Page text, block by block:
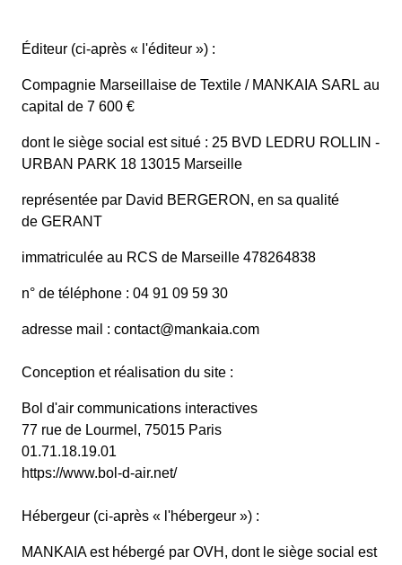
Éditeur (ci-après « l'éditeur ») :
Compagnie Marseillaise de Textile / MANKAIA SARL au
capital de 7 600 €
dont le siège social est situé : 25 BVD LEDRU ROLLIN -
URBAN PARK 18 13015 Marseille
représentée par David BERGERON, en sa qualité
de GERANT
immatriculée au RCS de Marseille 478264838
n° de téléphone : 04 91 09 59 30
adresse mail : contact@mankaia.com
Conception et réalisation du site :
Bol d'air communications interactives
77 rue de Lourmel, 75015 Paris
01.71.18.19.01
https://www.bol-d-air.net/
Hébergeur (ci-après « l'hébergeur ») :
MANKAIA est hébergé par OVH, dont le siège social est